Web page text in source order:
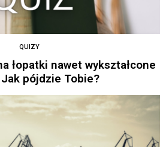
QUIZY
łopatki nawet wykształcone
pójdzie Tobie?